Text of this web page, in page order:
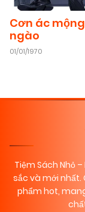
Cơn ác
ngào
01/01/1970
Tiệm Sách Nhỏ –
sắc và mới
phẩm hot,